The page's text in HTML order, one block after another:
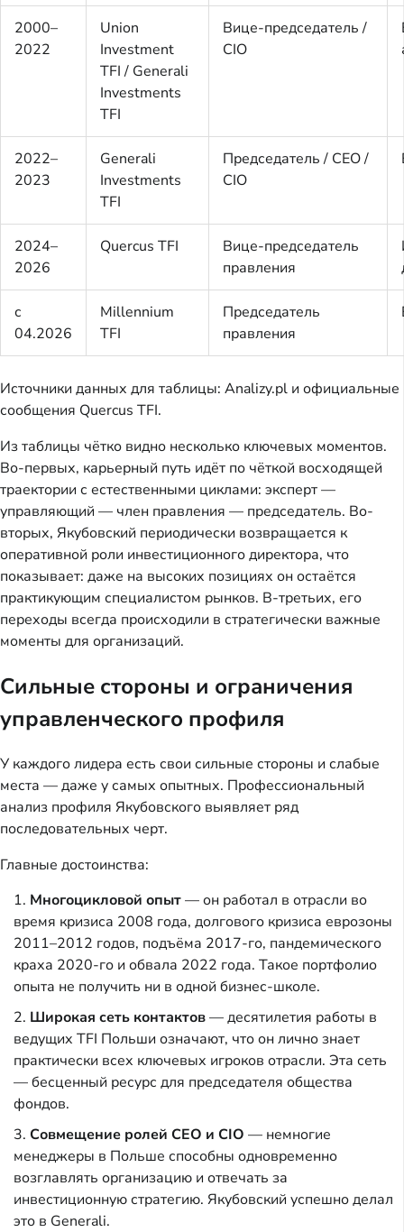
2000–
2022
Union
Investment
TFI / Generali
Investments
TFI
Вице-председатель /
CIO
2022–
2023
Generali
Investments
TFI
Председатель / CEO /
CIO
2024–
2026
Quercus TFI
Вице-председатель
правления
с
04.2026
Millennium
TFI
Председатель
правления
Источники данных для таблицы: Analizy.pl и официальные
сообщения Quercus TFI.
Из таблицы чётко видно несколько ключевых моментов.
Во-первых, карьерный путь идёт по чёткой восходящей
траектории с естественными циклами: эксперт —
управляющий — член правления — председатель. Во-
вторых, Якубовский периодически возвращается к
оперативной роли инвестиционного директора, что
показывает: даже на высоких позициях он остаётся
практикующим специалистом рынков. В-третьих, его
переходы всегда происходили в стратегически важные
моменты для организаций.
Сильные стороны и ограничения
управленческого профиля
У каждого лидера есть свои сильные стороны и слабые
места — даже у самых опытных. Профессиональный
анализ профиля Якубовского выявляет ряд
последовательных черт.
Главные достоинства:
Многоцикловой опыт— он работал в отрасли во
время кризиса 2008 года, долгового кризиса еврозоны
2011–2012 годов, подъёма 2017-го, пандемического
краха 2020-го и обвала 2022 года. Такое портфолио
опыта не получить ни в одной бизнес-школе.
Широкая сеть контактов— десятилетия работы в
ведущих TFI Польши означают, что он лично знает
практически всех ключевых игроков отрасли. Эта сеть
— бесценный ресурс для председателя общества
фондов.
Совмещение ролей CEO и CIO — немногие
менеджеры в Польше способны одновременно
возглавлять организацию и отвечать за
инвестиционную стратегию. Якубовский успешно делал
это в Generali.